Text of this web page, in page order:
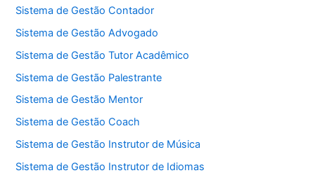
Sistema de Gestão Contador
Sistema de Gestão Advogado
Sistema de Gestão Tutor Acadêmico
Sistema de Gestão Palestrante
Sistema de Gestão Mentor
Sistema de Gestão Coach
Sistema de Gestão Instrutor de Música
Sistema de Gestão Instrutor de Idiomas